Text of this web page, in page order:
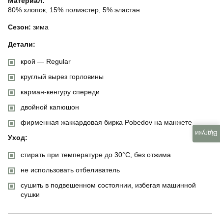
80% хлопок, 15% полиэстер, 5% эластан
Сезон: зима
Детали:
крой — Regular
круглый вырез горловины
карман-кенгуру спереди
двойной капюшон
фирменная жаккардовая бирка Pobedov на манжете
Уход:
стирать при температуре до 30°C, без отжима
не использовать отбеливатель
сушить в подвешенном состоянии, избегая машинной
сушки
Відгуки